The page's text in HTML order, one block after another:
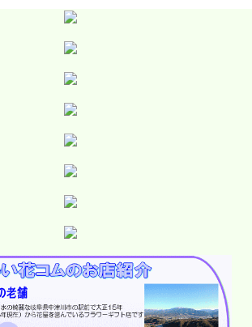
お花の画像が確認できます■◇■